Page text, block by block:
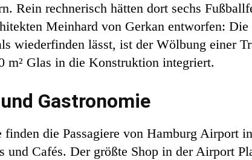
Rein rechnerisch hätten dort sechs
Meinhard von Gerkan entworfen: Die
wiederfinden lässt, ist der Wölbung einer
m² Glas in die Konstruktion integriert.
Gastronomie
die Passagiere von Hamburg Airport
Cafés. Der größte Shop in der Airport